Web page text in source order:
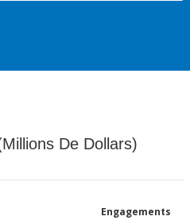
De Dollars)
Engagements